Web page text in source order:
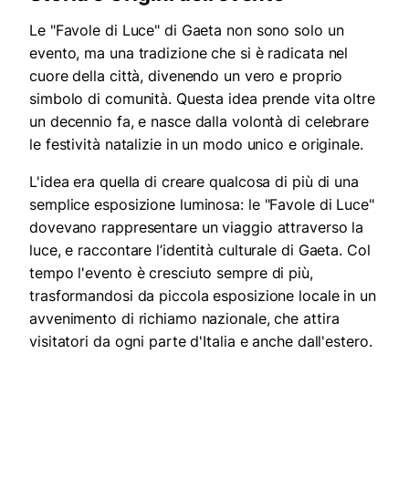
Le "Favole di Luce" di Gaeta non sono solo un
evento, ma una tradizione che si è radicata nel
cuore della città, divenendo un vero e proprio
simbolo di comunità. Questa idea prende vita oltre
un decennio fa, e nasce dalla volontà di celebrare
le festività natalizie in un modo unico e originale.
L'idea era quella di creare qualcosa di più di una
semplice esposizione luminosa: le "Favole di Luce"
dovevano rappresentare un viaggio attraverso la
luce, e raccontare l’identità culturale di Gaeta. Col
tempo l'evento è cresciuto sempre di più,
trasformandosi da piccola esposizione locale in un
avvenimento di richiamo nazionale, che attira
visitatori da ogni parte d'Italia e anche dall'estero.